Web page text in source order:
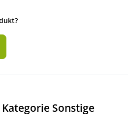
Sonstige